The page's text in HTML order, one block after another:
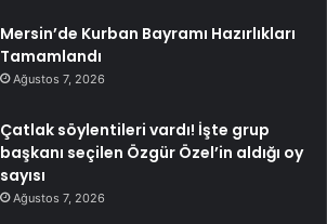
Mersin’de Kurban Bayramı Hazırlıkları
Tamamlandı
Ağustos 7, 2026
Çatlak söylentileri vardı! İşte grup
başkanı seçilen Özgür Özel’in aldığı oy
sayısı
Ağustos 7, 2026